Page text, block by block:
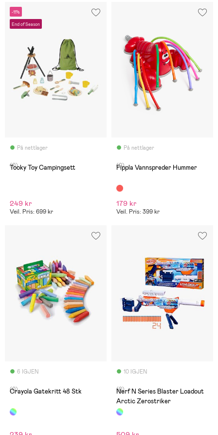
-11%
End of Season
På nettlager
(0)
Tooky Toy Campingsett
249 kr
Veil. Pris: 699 kr
På nettlager
(0)
Fippla Vannspreder Hummer
179 kr
Veil. Pris: 399 kr
6 IGJEN
(0)
Crayola Gatekritt 48 Stk
10 IGJEN
(0)
Nerf N Series Blaster Loadout
Arctic Zerostriker